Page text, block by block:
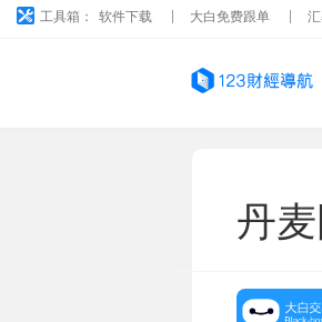
工具箱： 软件下载 大白免费跟单
丹